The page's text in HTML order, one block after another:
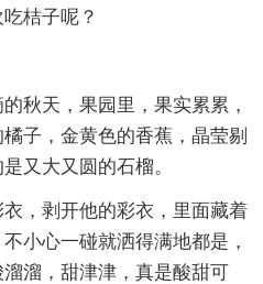
桔子呢？
秋天，果园里，果实累累，
子，金黄色的香蕉，晶莹剔
又大又圆的石榴。
，剥开他的彩衣，里面藏着
小心一碰就洒得满地都是，
溜，甜津津，真是酸甜可